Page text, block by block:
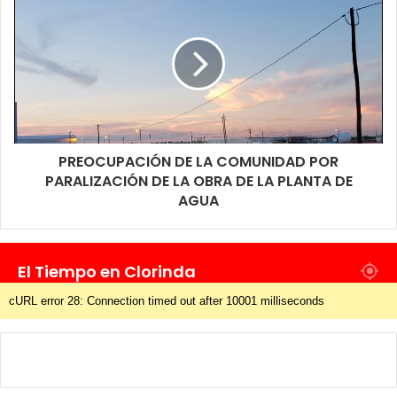
en el hecho paguen por el daño irreparable que significa perder
PREOCUPACIÓN DE LA COMUNIDAD POR
PARALIZACIÓN DE LA OBRA DE LA PLANTA DE
AGUA
El Tiempo en Clorinda
cURL error 28: Connection timed out after 10001 milliseconds